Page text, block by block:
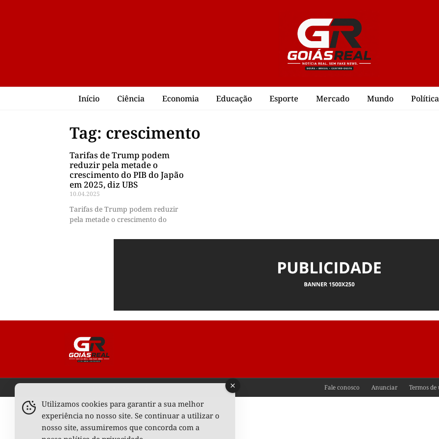
Início Ciência Economia Educação Esporte Mercado Mundo Política
Tag: crescimento
Tarifas de Trump podem
reduzir pela metade o
crescimento do PIB do Japão
em 2025, diz UBS
10.04.2025
Tarifas de Trump podem reduzir
pela metade o crescimento do
Fale conosco Anunciar Termos de
Utilizamos cookies para garantir a sua melhor
experiência no nosso site. Se continuar a utilizar o
nosso site, assumiremos que concorda com a